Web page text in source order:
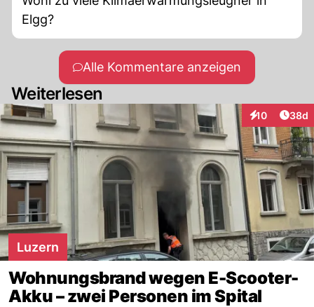
Elgg?
Alle Kommentare anzeigen
Weiterlesen
10
Interaktionen
38d
Luzern
Wohnungsbrand wegen E-Scooter-
Akku – zwei Personen im Spital